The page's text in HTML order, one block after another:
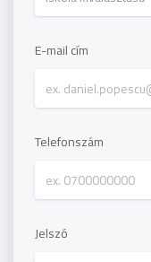
E-mail cím
Telefonszám
Jelszó